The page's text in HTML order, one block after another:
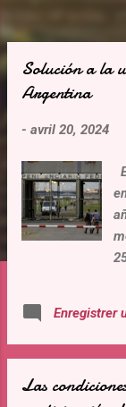
Solución a la
Argentina
- avril 20, 2024
Enregistrer
Las